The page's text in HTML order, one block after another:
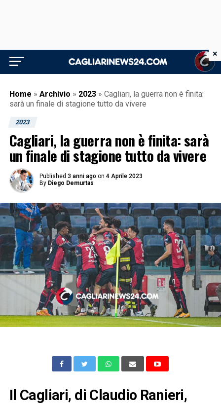
Home » Archivio » 2023 » Cagliari, la guerra non è finita:
sarà un finale di stagione tutto da vivere
2023
Cagliari, la guerra non è finita: sarà
un finale di stagione tutto da vivere
Published 3 anni ago on 4 Aprile 2023
By Diego Demurtas
Il Cagliari, di Claudio Ranieri,
×